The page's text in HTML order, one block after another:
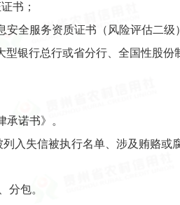
书；
全服务资质证书（风险评估二级
银行总行或省分行、全国性股
诺书》。
入失信被执行名单、涉及贿赂
分包。